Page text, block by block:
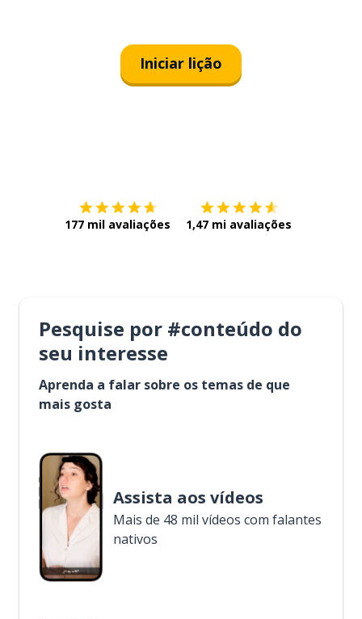
Iniciar lição
177 mil avaliações 1,47 mi avaliações
Pesquise por #conteúdo do
seu interesse
Aprenda a falar sobre os temas de que
mais gosta
Assista aos vídeos
Mais de 48 mil vídeos com falantes
nativos